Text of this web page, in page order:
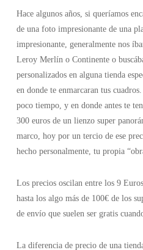
Hace algunos años, si queríamos
de una foto impresionante de una
impresionante, generalmente nos
Leroy Merlín o Continente o
personalizados en alguna tienda
en donde te enmarcaran tus
poco tiempo, y en donde antes te
300 euros de un lienzo super
marco, hoy por un tercio de ese
hecho personalmente, tu propia
Los precios oscilan entre los 9
hasta los algo más de 100€ de los
de envío que suelen ser gratis
La diferencia de precio de una